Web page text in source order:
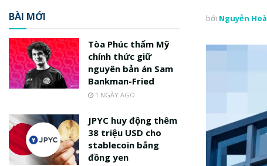
bởi Nguyễn
BÀI MỚI
Tòa Phúc thẩm Mỹ
chính thức giữ
nguyên bản án Sam
Bankman-Fried
1 NGÀY AGO
JPYC huy động thêm
38 triệu USD cho
stablecoin bằng
đồng yen